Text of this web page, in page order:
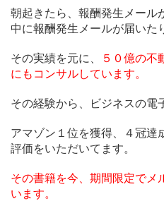
朝起きたら、報酬発生メール
中に報酬発生メールが届いた
その実績を元に、
５０億の不
にもコンサルしています。
その経験から、ビジネスの電
アマゾン１位を獲得、４冠達
評価をいただいてます。
その書籍を今、期間限定でメ
います。